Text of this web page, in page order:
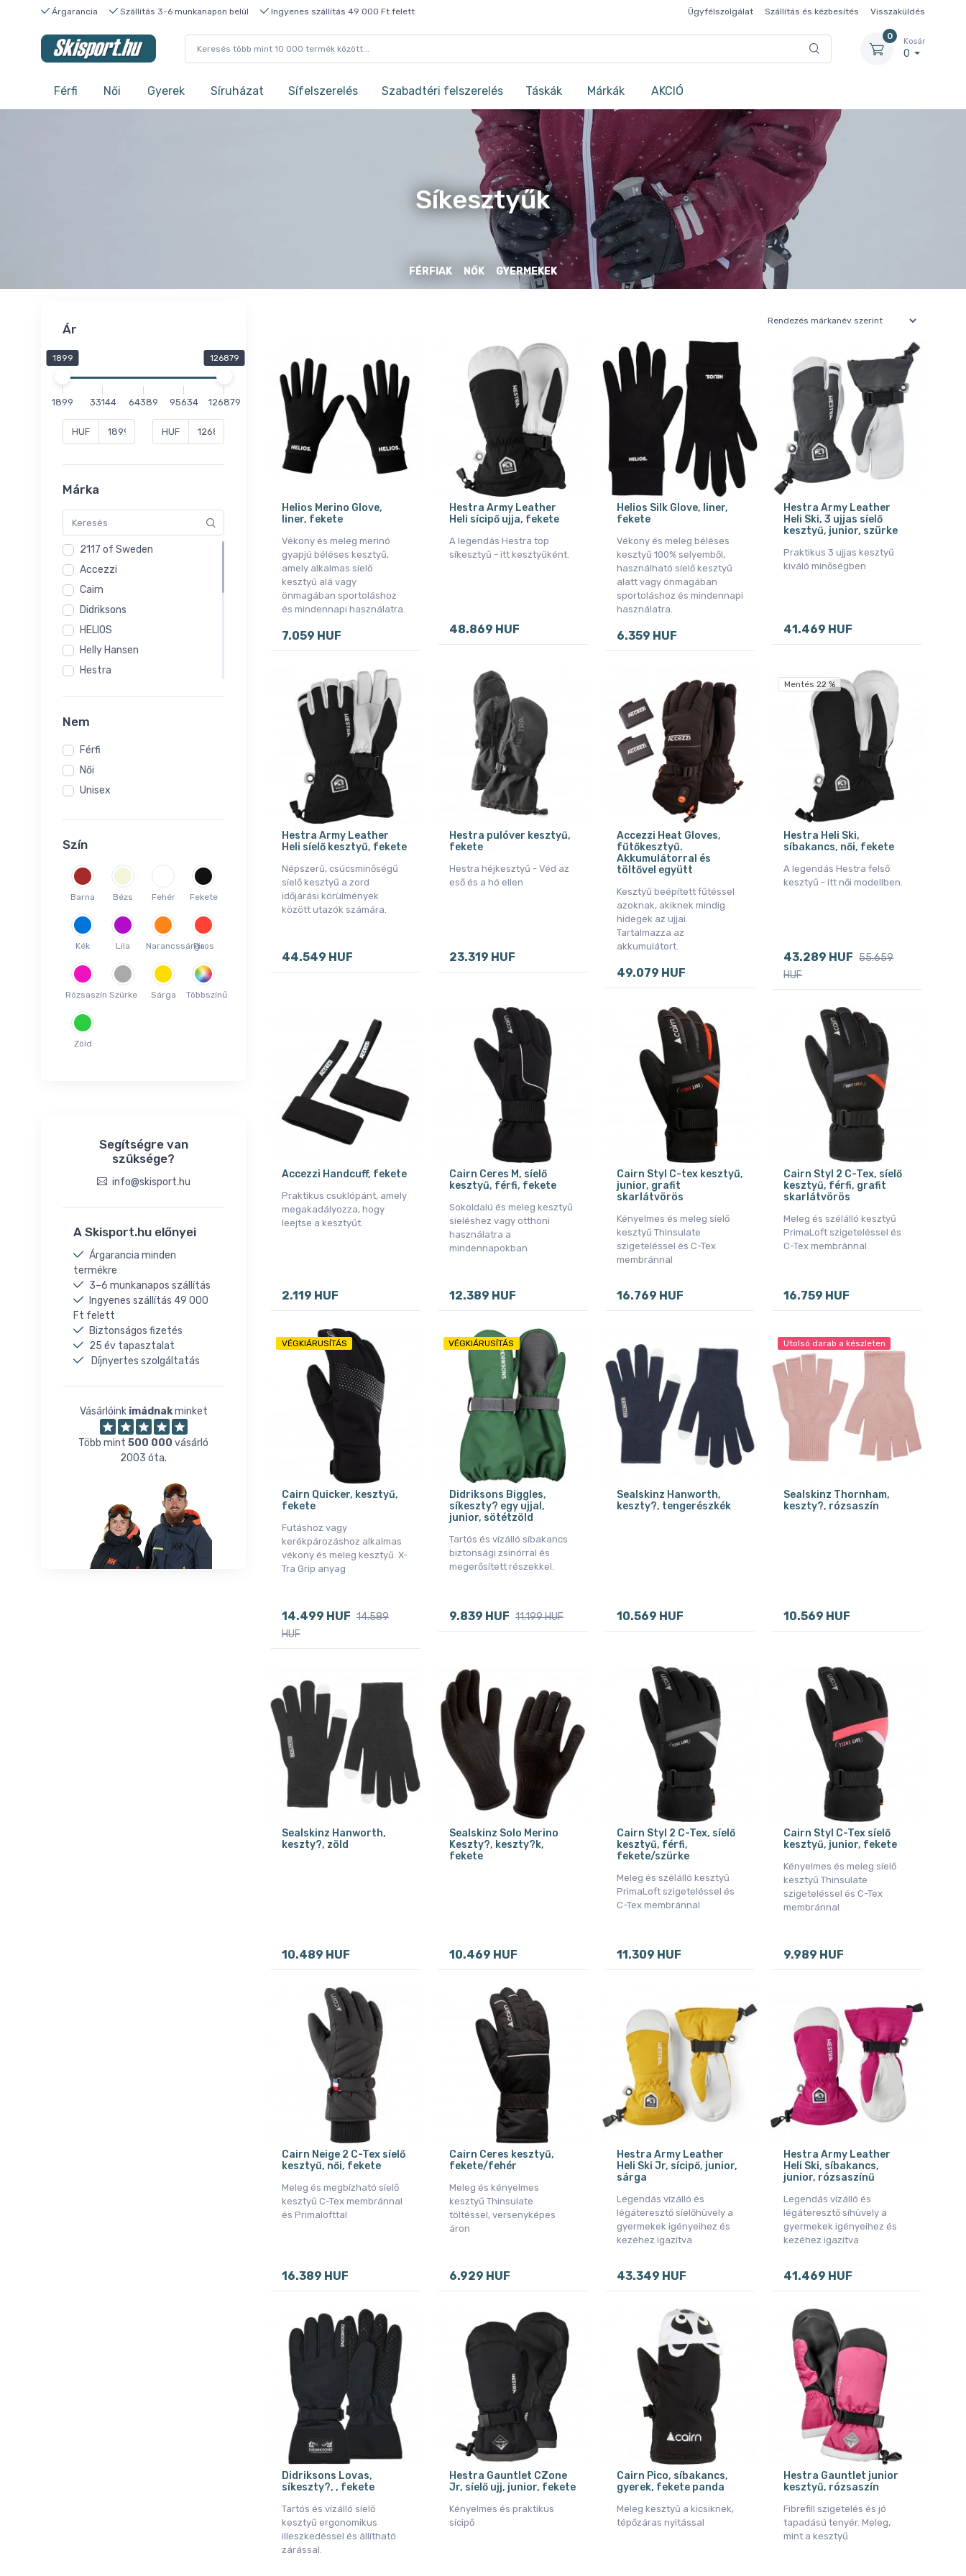
Árgarancia Szállítás 3-6 munkanapon belül Ingyenes szállítás 49 000 Ft felett Ügyfélszolgálat Szállítás és kézbesítés Visszaküldés
0
Kosár
0
Férfi Női Gyerek Síruházat Sífelszerelés Szabadtéri felszerelés Táskák Márkák AKCIÓ
Síkesztyűk
FÉRFIAK NŐK GYERMEKEK
Ár
1899 126879
1899 33144 64389 95634 126879
HUF HUF
Márka
2117 of Sweden
Accezzi
Cairn
Didriksons
HELIOS
Helly Hansen
Hestra
Lenz
Montane
Ortovox
Scott
Sealskinz
Vaude
Zanier
Nem
Férfi
Női
Unisex
Szín
Barna Bézs Fehér Fekete
Kék Lila NarancssárgaPiros
Rózsaszín Szürke Sárga Többszínű
Zöld
Segítségre van
szüksége?
info@skisport.hu
A Skisport.hu előnyei
Árgarancia minden
termékre
3–6 munkanapos szállítás
Ingyenes szállítás 49 000
Ft felett
Biztonságos fizetés
25 év tapasztalat
Díjnyertes szolgáltatás
Vásárlóink imádnakminket
Több mint 500 000 vásárló
2003 óta.
Helios Merino Glove,
liner, fekete
Vékony és meleg merinó
gyapjú béléses kesztyű,
amely alkalmas síelő
kesztyű alá vagy
önmagában sportoláshoz
és mindennapi használatra.
7.059 HUF
Hestra Army Leather
Heli sícipő ujja, fekete
A legendás Hestra top
síkesztyű - itt kesztyűként.
48.869 HUF
Helios Silk Glove, liner,
fekete
Vékony és meleg béléses
kesztyű 100% selyemből,
használható síelő kesztyű
alatt vagy önmagában
sportoláshoz és mindennapi
használatra.
6.359 HUF
Hestra Army Leather
Heli Ski, 3 ujjas síelő
kesztyű, junior, szürke
Praktikus 3 ujjas kesztyű
kiváló minőségben
41.469 HUF
Hestra Army Leather
Heli síelő kesztyű, fekete
Népszerű, csúcsminőségű
síelő kesztyű a zord
időjárási körülmények
között utazók számára.
44.549 HUF
Hestra pulóver kesztyű,
fekete
Hestra héjkesztyű - Véd az
eső és a hó ellen
23.319 HUF
Accezzi Heat Gloves,
fűtőkesztyű.
Akkumulátorral és
töltővel együtt
Kesztyű beépített fűtéssel
azoknak, akiknek mindig
hidegek az ujjai.
Tartalmazza az
akkumulátort.
49.079 HUF
Mentés 22 %
Hestra Heli Ski,
síbakancs, női, fekete
A legendás Hestra felső
kesztyű - itt női modellben.
43.289 HUF 55.659
HUF
Accezzi Handcuff, fekete
Praktikus csuklópánt, amely
megakadályozza, hogy
leejtse a kesztyűt.
2.119 HUF
Cairn Ceres M, síelő
kesztyű, férfi, fekete
Sokoldalú és meleg kesztyű
síeléshez vagy otthoni
használatra a
mindennapokban
12.389 HUF
Cairn Styl C-tex kesztyű,
junior, grafit
skarlátvörös
Kényelmes és meleg síelő
kesztyű Thinsulate
szigeteléssel és C-Tex
membránnal
16.769 HUF
Cairn Styl 2 C-Tex, síelő
kesztyű, férfi, grafit
skarlátvörös
Meleg és szélálló kesztyű
PrimaLoft szigeteléssel és
C-Tex membránnal
16.759 HUF
VÉGKIÁRUSÍTÁS
Cairn Quicker, kesztyű,
fekete
Futáshoz vagy
kerékpározáshoz alkalmas
vékony és meleg kesztyű. X-
Tra Grip anyag
14.499 HUF 14.589
HUF
VÉGKIÁRUSÍTÁS
Didriksons Biggles,
síkeszty? egy ujjal,
junior, sötétzöld
Tartós és vízálló síbakancs
biztonsági zsinórral és
megerősített részekkel.
9.839 HUF 11.199 HUF
Sealskinz Hanworth,
keszty?, tengerészkék
10.569 HUF
Utolsó darab a készleten
Sealskinz Thornham,
keszty?, rózsaszín
10.569 HUF
Sealskinz Hanworth,
keszty?, zöld
10.489 HUF
Sealskinz Solo Merino
Keszty?, keszty?k,
fekete
10.469 HUF
Cairn Styl 2 C-Tex, síelő
kesztyű, férfi,
fekete/szürke
Meleg és szélálló kesztyű
PrimaLoft szigeteléssel és
C-Tex membránnal
11.309 HUF
Cairn Styl C-Tex síelő
kesztyű, junior, fekete
Kényelmes és meleg síelő
kesztyű Thinsulate
szigeteléssel és C-Tex
membránnal
9.989 HUF
Cairn Neige 2 C-Tex síelő
kesztyű, női, fekete
Meleg és megbízható síelő
kesztyű C-Tex membránnal
és Primalofttal
16.389 HUF
Cairn Ceres kesztyű,
fekete/fehér
Meleg és kényelmes
kesztyű Thinsulate
töltéssel, versenyképes
áron
6.929 HUF
Hestra Army Leather
Heli Ski Jr, sícipő, junior,
sárga
Legendás vízálló és
légáteresztő síelőhüvely a
gyermekek igényeihez és
kezéhez igazítva
43.349 HUF
Hestra Army Leather
Heli Ski, síbakancs,
junior, rózsaszínű
Legendás vízálló és
légáteresztő síhüvely a
gyermekek igényeihez és
kezéhez igazítva
41.469 HUF
Didriksons Lovas,
síkeszty?, , fekete
Tartós és vízálló síelő
kesztyű ergonomikus
illeszkedéssel és állítható
zárással.
Hestra Gauntlet CZone
Jr, síelő ujj, junior, fekete
Kényelmes és praktikus
sícipő
Cairn Pico, síbakancs,
gyerek, fekete panda
Meleg kesztyű a kicsiknek,
tépőzáras nyitással
Hestra Gauntlet junior
kesztyű, rózsaszín
Fibrefill szigetelés és jó
tapadású tenyér. Meleg,
mint a kesztyű